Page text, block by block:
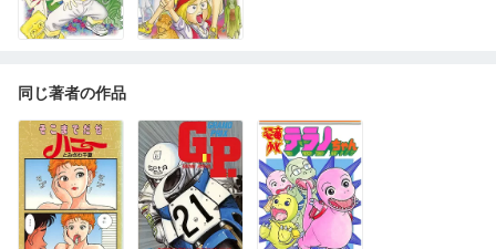
同じ著者の作品